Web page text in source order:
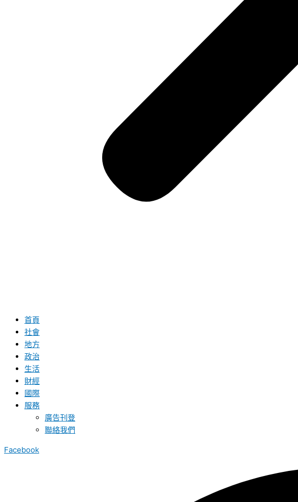
首頁
社會
地方
政治
生活
財經
國際
服務
廣告刊登
聯絡我們
Facebook